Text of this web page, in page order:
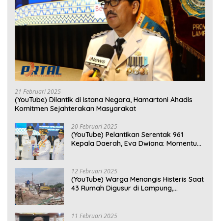
21 Februari 2025
(YouTube) Dilantik di Istana Negara, Hamartoni Ahadis
Komitmen Sejahterakan Masyarakat
20 Februari 2025
(YouTube) Pelantikan Serentak 961
Kepala Daerah, Eva Dwiana: Momentum
12 Februari 2025
(YouTube) Warga Menangis Histeris Saat
43 Rumah Digusur di Lampung,
11 Februari 2025